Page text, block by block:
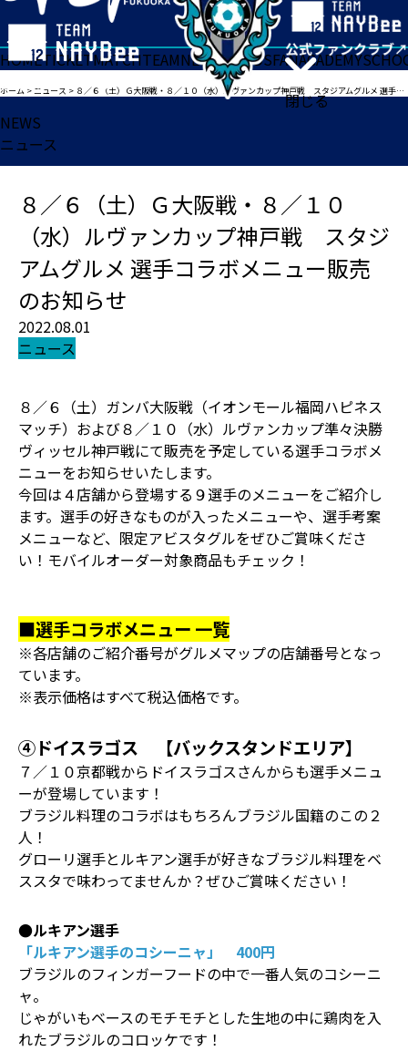
閉じる
HOMETICKETMATCHTEAMNEWSGOODSFANACADEMY
ホーム >ニュース > ８／６（土）Ｇ大阪戦・８／１０（水）ルヴァンカップ神戸戦 スタジアムグルメ 選手コラボメニュー販売のお知らせ
NEWS
ニュース
８／６（土）Ｇ大阪戦・８／１０
（水）ルヴァンカップ神戸戦 スタジ
アムグルメ 選手コラボメニュー販売
のお知らせ
2022.08.01
ニュース
８／６（土）ガンバ大阪戦（イオンモール福岡ハピネス
マッチ）および８／１０（水）ルヴァンカップ準々決勝
ヴィッセル神戸戦にて販売を予定している選手コラボメ
ニューをお知らせいたします。
今回は４店舗から登場する９選手のメニューをご紹介し
ます。選手の好きなものが入ったメニューや、選手考案
メニューなど、限定アビスタグルをぜひご賞味くださ
い！モバイルオーダー対象商品もチェック！
■選手コラボメニュー 一覧
※各店舗のご紹介番号がグルメマップの店舗番号となっ
ています。
※表示価格はすべて税込価格です。
④ドイスラゴス 【バックスタンドエリア】
７／１０京都戦からドイスラゴスさんからも選手メニュ
ーが登場しています！
ブラジル料理のコラボはもちろんブラジル国籍のこの２
人！
グローリ選手とルキアン選手が好きなブラジル料理をベ
ススタで味わってませんか？ぜひご賞味ください！
●ルキアン選手
「ルキアン選手のコシーニャ」 400円
ブラジルのフィンガーフードの中で一番人気のコシーニ
ャ。
じゃがいもベースのモチモチとした生地の中に鶏肉を入
れたブラジルのコロッケです！